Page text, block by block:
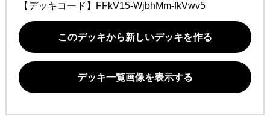
【デッキコード】 FFkV15-WjbhMm-fkVwv5
このデッキから新しいデッキを作る
デッキ一覧画像を表示する